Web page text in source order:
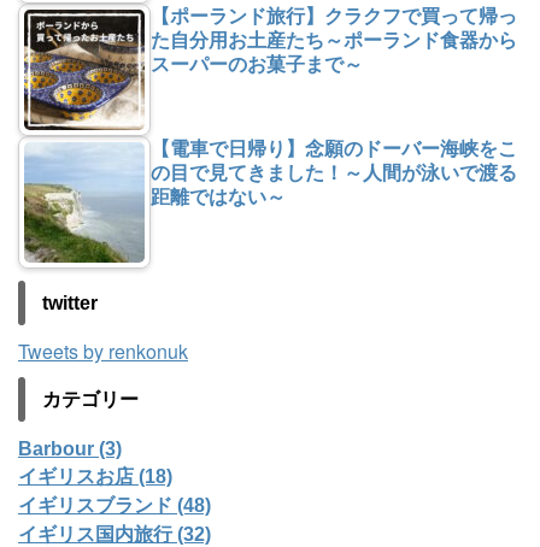
【ポーランド旅行】クラクフで買って帰っ
た自分用お土産たち～ポーランド食器から
スーパーのお菓子まで～
【電車で日帰り】念願のドーバー海峡をこ
の目で見てきました！～人間が泳いで渡る
距離ではない～
twitter
Tweets by renkonuk
カテゴリー
Barbour (3)
イギリスお店 (18)
イギリスブランド (48)
イギリス国内旅行 (32)